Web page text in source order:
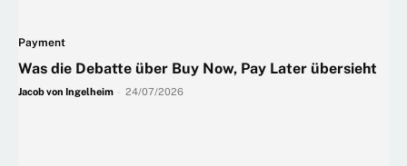
Payment
Was die Debatte über Buy Now, Pay Later übersieht
Jacob von Ingelheim 24/07/2026